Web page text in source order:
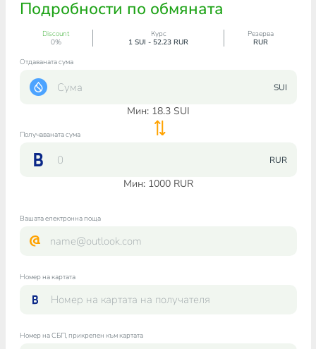
Подробности по обмяната
Discount
0%
Курс
1 SUI - 52.23 RUR
Резерва
RUR
Отдаваната сума
SUI
Мин: 18.3SUI
Получаваната сума
RUR
Мин: 1000RUR
Вашата електронна поща
Номер на картата
Номер на СБП, прикрепен към картата